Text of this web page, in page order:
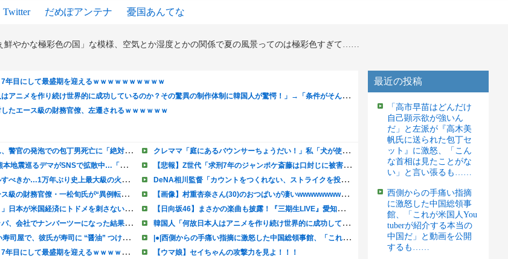
Twitter だめぽアンテナ 憂国あんてな
鮮やかな極彩色の国」な模様、空気とか湿度とかの関係で夏の風景ってのは極彩色すぎて……
最近の投稿
「高市早苗はどんだけ
自己顕示欲が強いん
だ」と左派が『高木美
帆氏に送られた包丁セ
ット』に激怒、「こん
な首相は見たことがな
い」と言い張るも……
西側からの手痛い指摘
に激怒した中国総領事
館、「これが米国人You
tuberが紹介する本当の
中国だ」と動画を公開
するも……